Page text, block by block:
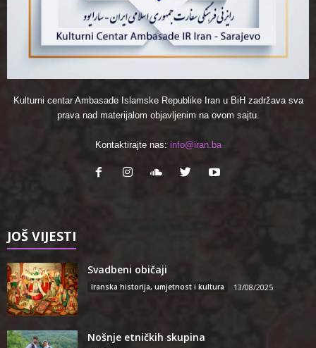
Kulturni centar Ambasade Islamske Republike Iran u BiH zadržava sva
prava nad materijalom objavljenim na ovom sajtu.
Kontaktirajte nas: info@iran.ba
JOŠ VIJESTI
Svadbeni običaji
Iranska historija, umjetnost i kultura 13/08/2025
Nošnje etničkih skupina